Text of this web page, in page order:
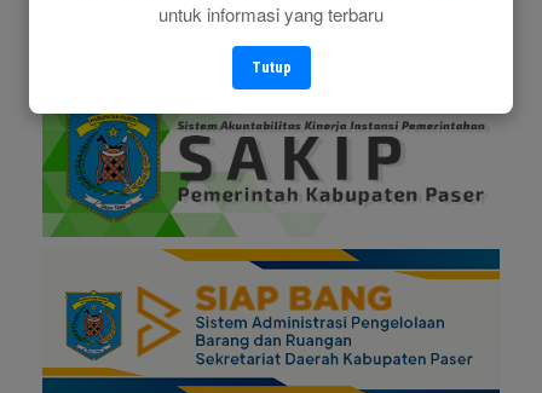
untuk informasi yang terbaru
Tutup